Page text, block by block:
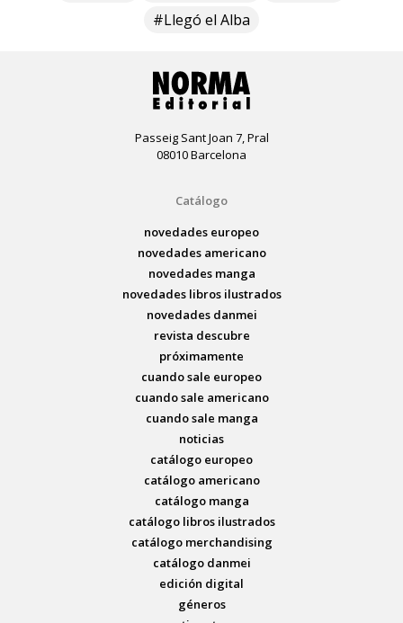
#Llegó el Alba
Passeig Sant Joan 7, Pral
08010 Barcelona
Catálogo
novedades europeo
novedades americano
novedades manga
novedades libros ilustrados
novedades danmei
revista descubre
próximamente
cuando sale europeo
cuando sale americano
cuando sale manga
noticias
catálogo europeo
catálogo americano
catálogo manga
catálogo libros ilustrados
catálogo merchandising
catálogo danmei
edición digital
géneros